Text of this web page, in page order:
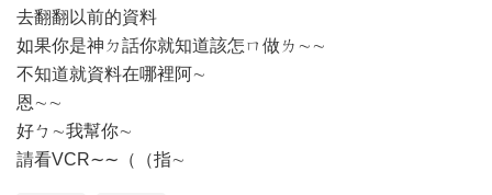
去翻翻以前的資料
如果你是神ㄉ話你就知道該怎ㄇ做ㄌ∼∼
不知道就資料在哪裡阿∼
恩∼∼
好ㄅ∼我幫你∼
請看VCR∼∼（（指∼